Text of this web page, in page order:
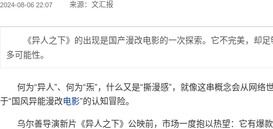
2024-08-06 22:07 来源：文汇报
《异人之下》的出现是国产漫改电影的一次探索。它不完美，却
多可能性。
何为“异人”、何为“炁”，什么又是“撕漫感”，就像这串概念会从
于“国风异能漫改电影”的认知冒险。
乌尔善导演新片《异人之下》公映前，市场一度抱以热望：它有爆